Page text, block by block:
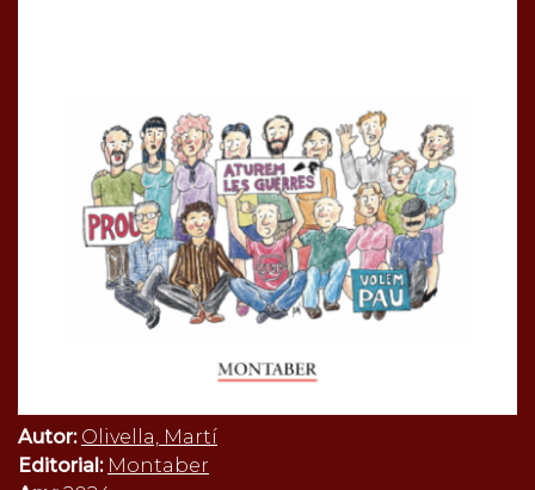
Autor: Olivella, Martí
Editorial: Montaber